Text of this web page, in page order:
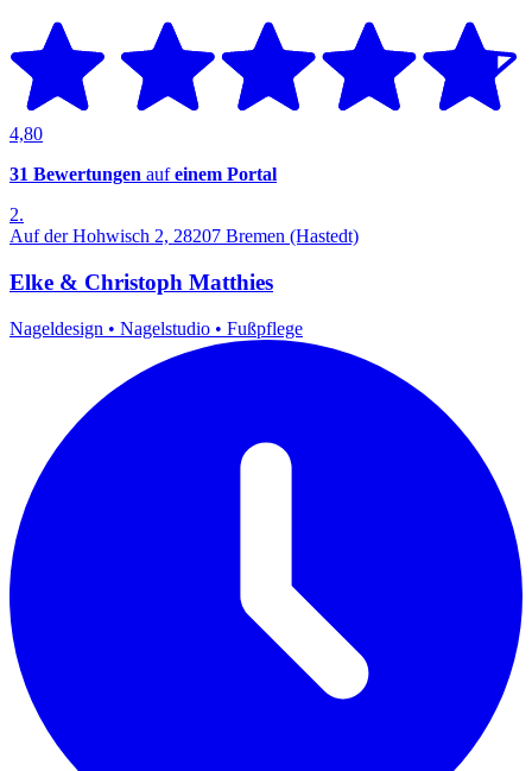
4,80
31 Bewertungen aufeinem Portal
2.
Auf der Hohwisch 2, 28207 Bremen (Hastedt)
Elke & Christoph Matthies
Nageldesign • Nagelstudio • Fußpflege